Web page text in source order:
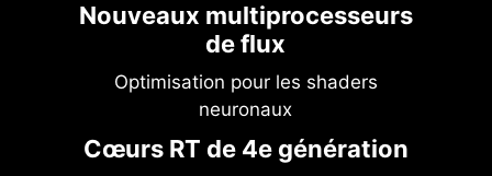
Nouveaux multiprocesseurs
de flux
Optimisation pour les shaders
neuronaux
Cœurs RT de 4e génération